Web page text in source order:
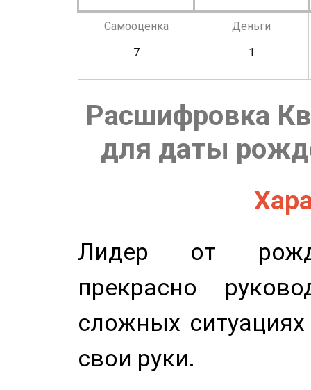
Самооценка
7
Деньги
1
Расшифровка
для даты
Лидер от
прекрасно
сложных
свои руки.